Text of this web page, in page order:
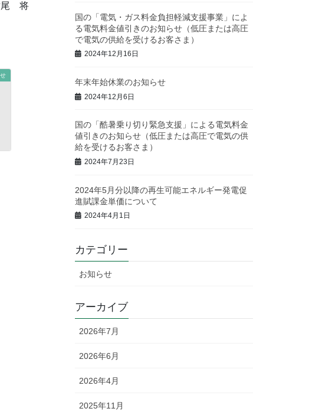
尾 将
国の「電気・ガス料金負担軽減支援事業」によ
る電気料金値引きのお知らせ（低圧または高圧
で電気の供給を受けるお客さま）
2024年12月16日
年末年始休業のお知らせ
2024年12月6日
国の「酷暑乗り切り緊急支援」による電気料金
値引きのお知らせ（低圧または高圧で電気の供
給を受けるお客さま）
2024年7月23日
2024年5月分以降の再生可能エネルギー発電促
進賦課金単価について
2024年4月1日
カテゴリー
お知らせ
アーカイブ
2026年7月
2026年6月
2026年4月
2025年11月